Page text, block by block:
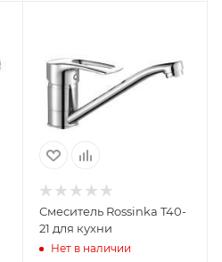
Смеситель Rossinka T40-
21 для кухни
Нет в наличии